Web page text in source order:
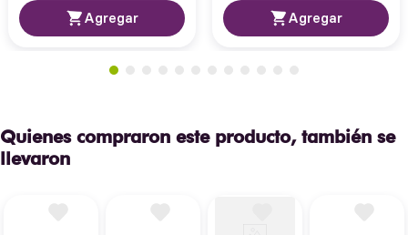
Agregar Agregar
Quienes compraron este producto, también se
llevaron